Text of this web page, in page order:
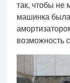
так, чтобы не
машинка
возможность